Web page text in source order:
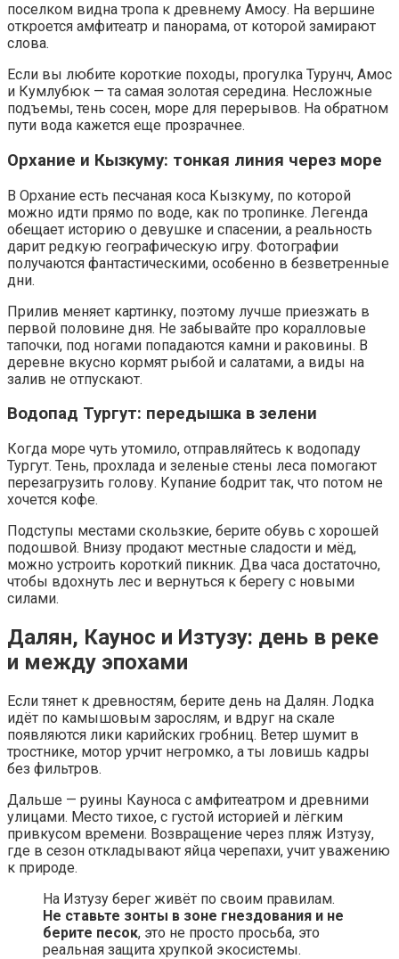
поселком видна тропа к древнему Амосу. На вершине
откроется амфитеатр и панорама, от которой замирают
слова.
Если вы любите короткие походы, прогулка Турунч, Амос
и Кумлубюк — та самая золотая середина. Несложные
подъемы, тень сосен, море для перерывов. На обратном
пути вода кажется еще прозрачнее.
Орхание и Кызкуму: тонкая линия через море
В Орхание есть песчаная коса Кызкуму, по которой
можно идти прямо по воде, как по тропинке. Легенда
обещает историю о девушке и спасении, а реальность
дарит редкую географическую игру. Фотографии
получаются фантастическими, особенно в безветренные
дни.
Прилив меняет картинку, поэтому лучше приезжать в
первой половине дня. Не забывайте про коралловые
тапочки, под ногами попадаются камни и раковины. В
деревне вкусно кормят рыбой и салатами, а виды на
залив не отпускают.
Водопад Тургут: передышка в зелени
Когда море чуть утомило, отправляйтесь к водопаду
Тургут. Тень, прохлада и зеленые стены леса помогают
перезагрузить голову. Купание бодрит так, что потом не
хочется кофе.
Подступы местами скользкие, берите обувь с хорошей
подошвой. Внизу продают местные сладости и мёд,
можно устроить короткий пикник. Два часа достаточно,
чтобы вдохнуть лес и вернуться к берегу с новыми
силами.
Далян, Каунос и Изтузу: день в реке
и между эпохами
Если тянет к древностям, берите день на Далян. Лодка
идёт по камышовым зарослям, и вдруг на скале
появляются лики карийских гробниц. Ветер шумит в
тростнике, мотор урчит негромко, а ты ловишь кадры
без фильтров.
Дальше — руины Кауноса с амфитеатром и древними
улицами. Место тихое, с густой историей и лёгким
привкусом времени. Возвращение через пляж Изтузу,
где в сезон откладывают яйца черепахи, учит уважению
к природе.
На Изтузу берег живёт по своим правилам.
Не ставьте зонты в зоне гнездования и не
берите песок, это не просто просьба, это
реальная защита хрупкой экосистемы.